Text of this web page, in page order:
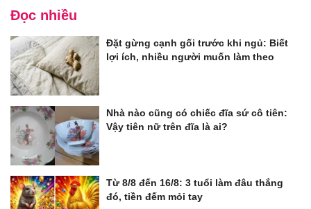
Đọc nhiều
Đặt gừng cạnh gối trước khi ngủ: Biết
lợi ích, nhiều người muốn làm theo
Nhà nào cũng có chiếc đĩa sứ cô tiên:
Vậy tiên nữ trên đĩa là ai?
Từ 8/8 đến 16/8: 3 tuổi làm đâu thắng
đó, tiền đếm mỏi tay